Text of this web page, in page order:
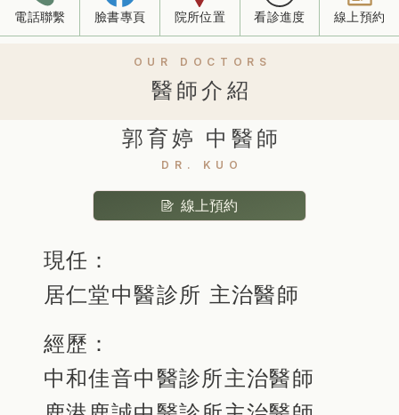
電話聯繫 臉書專頁 院所位置 看診進度 線上預約
OUR DOCTORS
醫師介紹
郭育婷 中醫師
DR. KUO
線上預約
現任：
居仁堂中醫診所 主治醫師
經歷：
中和佳音中醫診所主治醫師